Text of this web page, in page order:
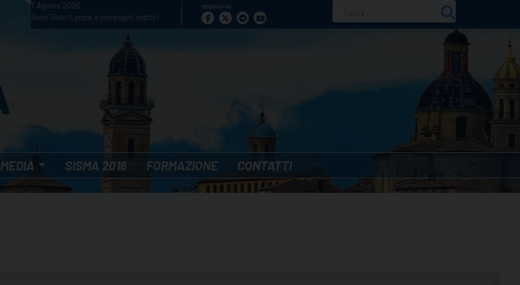
7 Agosto 2026
Santi Sisto II, papa, e compagni, martiri
seguici su
per:
MEDIA SISMA 2016 FORMAZIONE CONTATTI